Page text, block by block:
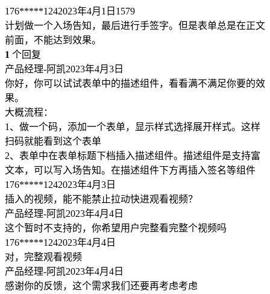
176*****1242023年4月1日 1579
计划做一个入场告知，最后进行手签字。但是表单总是在正文
前面，不能达到效果。
1 个回复
产品经理-阿凯2023年4月3日
你好，你可以试试表单中的描述组件，看看满不满足你要的效
果。
大概流程：
1、做一个码，添加一个表单，显示样式选择展开样式。这样
扫码就能看到这个表单
2、表单中在表单标题下档插入描述组件。描述组件是支持富
文本，可以写入场告知。在描述组件下方再插入签名等组件
176*****1242023年4月3日
插入的视频，能不能禁止拉动快进观看视频？
产品经理-阿凯2023年4月4日
这个暂时不支持的，你希望用户完整看完整个视频吗
176*****1242023年4月4日
对，完整观看视频
产品经理-阿凯2023年4月4日
感谢你的反馈，这个需求我们还要再考虑考虑